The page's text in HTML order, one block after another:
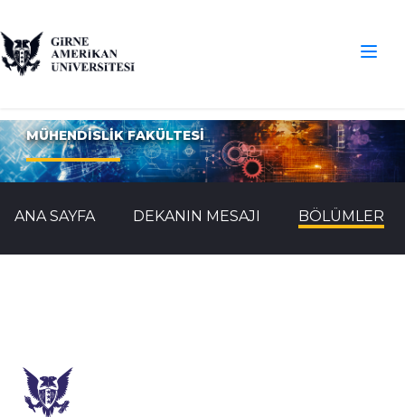
MÜHENDİSLİK FAKÜLTESİ
ANA SAYFA DEKANIN MESAJI BÖLÜMLER